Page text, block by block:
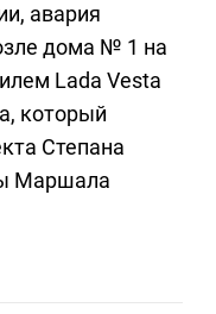
авария
дома № 1 на
Lada Vesta
который
Степана
Маршала